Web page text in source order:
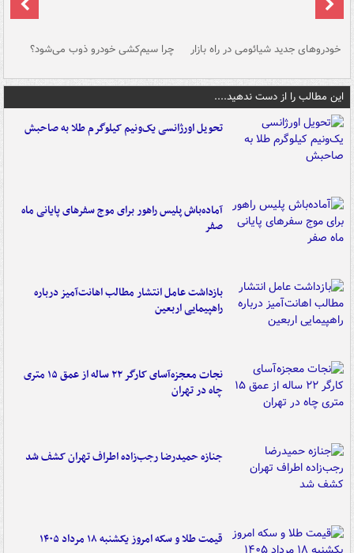
خودروهای جدید شیائومی در راه بازار چرا سیم‌کشی خودرو ذوب می‌شود؟
این مطالب را از دست ندهید....
تحویل اورژانسی یک‌ونیم کیلوگرم طلا به صاحبش
آماده‌باش پلیس راهور برای موج سفرهای پایانی ماه
صفر
بازداشت عامل انتشار مطالب اهانت‌آمیز درباره
راهپیمایی اربعین
نجات معجزه‌آسای کارگر ۲۲ ساله از عمق ۱۵ متری
چاه در تهران
جنازه حمیدرضا رجب‌زاده اطراف تهران کشف شد
قیمت طلا و سکه امروز یکشنبه ۱۸ مرداد ۱۴۰۵